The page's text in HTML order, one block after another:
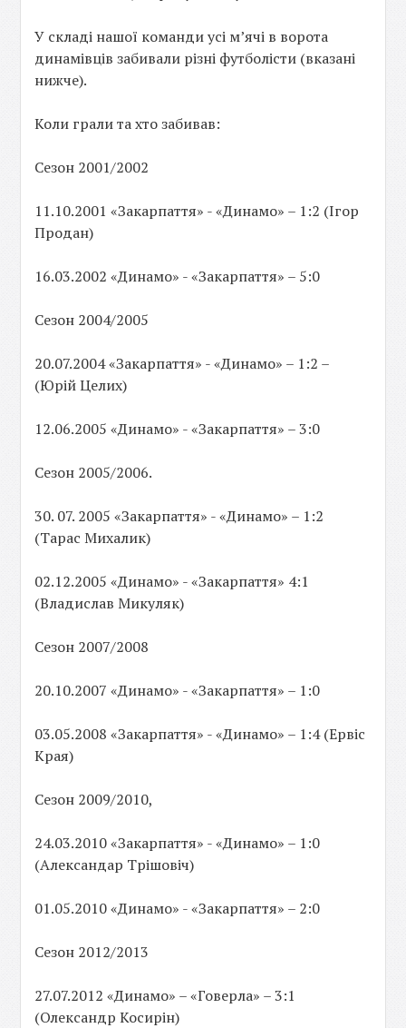
У складі нашої команди усі м’ячі в ворота
динамівців забивали різні футболісти (вказані
нижче).
Коли грали та хто забивав:
Сезон 2001/2002
11.10.2001 «Закарпаття» - «Динамо» – 1:2 (Ігор
Продан)
16.03.2002 «Динамо» - «Закарпаття» – 5:0
Сезон 2004/2005
20.07.2004 «Закарпаття» - «Динамо» – 1:2 –
(Юрій Целих)
12.06.2005 «Динамо» - «Закарпаття» – 3:0
Сезон 2005/2006.
30. 07. 2005 «Закарпаття» - «Динамо» – 1:2
(Тарас Михалик)
02.12.2005 «Динамо» - «Закарпаття» 4:1
(Владислав Микуляк)
Сезон 2007/2008
20.10.2007 «Динамо» - «Закарпаття» – 1:0
03.05.2008 «Закарпаття» - «Динамо» – 1:4 (Ервіс
Края)
Сезон 2009/2010,
24.03.2010 «Закарпаття» - «Динамо» – 1:0
(Александар Трішовіч)
01.05.2010 «Динамо» - «Закарпаття» – 2:0
Сезон 2012/2013
27.07.2012 «Динамо» – «Говерла» – 3:1
(Олександр Косирін)